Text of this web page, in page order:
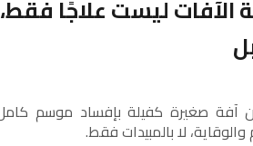
آفة صغيرة كفيلة بإفساد موسم
لا بالمبيدات فقط.